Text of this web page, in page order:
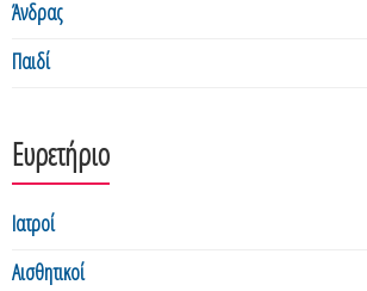
Άνδρας
Παιδί
Ευρετήριο
Ιατροί
Αισθητικοί